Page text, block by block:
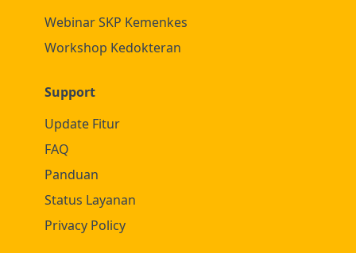
Webinar SKP Kemenkes
Workshop Kedokteran
Support
Update Fitur
FAQ
Panduan
Status Layanan
Privacy Policy